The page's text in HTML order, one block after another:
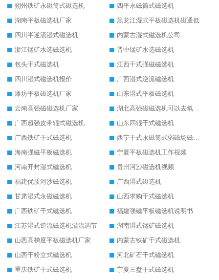
朔州铁矿永磁筒式磁选机
四平永磁筒式磁选机
湖南平板磁选机厂家
黑龙江湿式平板磁选机磁通低
四川半逆流湿式磁选机
内蒙古湿式磁选机公司
浙江锰矿水选磁选机
晋中锰矿水选磁选机
包头干式磁选机
江西干式强磁磁选机
四川湿式磁选机报价
广西湿式逆流磁选机
潍坊平板磁选机厂家
山东湿式平板磁选机
云南高强磁磁选机厂家
湖北高强磁磁选机可以去氧化铝
广西超强皮带辊式磁选机
山东四辊干式磁选机
广西铁矿干式磁选机
西宁干式永磁筒式弱磁场磁选机结构图
海南强磁平板磁选机
宁夏平板磁选机工作视频
河南开封湿式磁选机
贵州河沙磁选机视频
福建优质河沙磁选机
广西湿式磁选机
甘肃湿式永磁磁选机
山西求购干式磁选机
广西铁矿干式磁选机
福建强磁平板磁选机说明书
江苏湿式逆流磁选机溢流调节
湖南湿式锰矿磁选机
山西高梯度平板磁选机厂家
内蒙古铁矿干式磁选机
山西干粉立式磁选机
河北矿石干式磁选机
重庆铁矿干式磁选机
宁夏三盘干式磁选机